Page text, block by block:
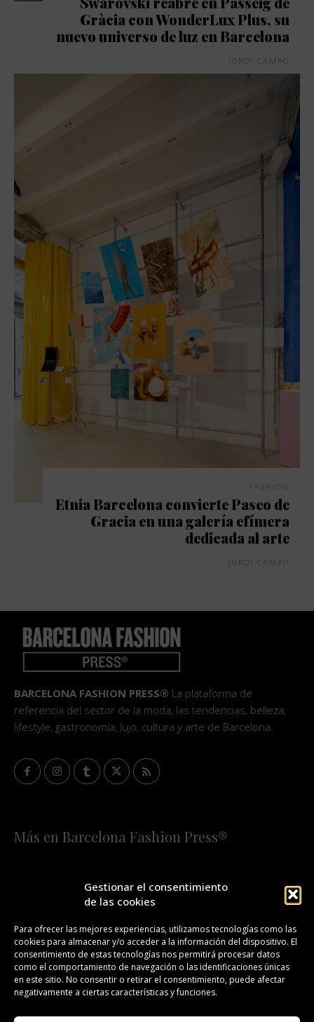
Gestionar el consentimiento
de las cookies
Para ofrecer las mejores experiencias, utilizamos tecnologías como las
cookies para almacenar y/o acceder a la información del dispositivo. El
consentimiento de estas tecnologías nos permitirá procesar datos
como el comportamiento de navegación o las identificaciones únicas
en este sitio. No consentir o retirar el consentimiento, puede afectar
negativamente a ciertas características y funciones.
Gràcia con WonderLux Plus, su
nuevo universo de luz en Barcelona
JORDI CAMPO
FASHION
Etnia Barcelona convierte Paseo de
Gracia en una galería efímera
dedicada al arte
JORDI CAMPO
BARCELONA FASHION PRESS® La plataforma de
referencia del sector de la moda, las tendencias, belleza,
lifestyle, gastronomía, lujo, cultura y arte de Barcelona.
Más en Barcelona Fashion Press®
¡SUSCRÍBETE A NUESTRA FASHION NEWS!
CONTACTO REDACCIÓN PUBLICIDAD
ISSN 2385-4839 DL B 27443-2014